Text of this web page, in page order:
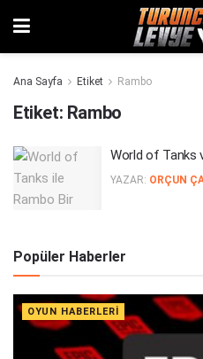
Ana Sayfa Etiket Rambo
Etiket: Rambo
World of Tanks
YAZAR: ORÇUN
Popüler Haberler
OYUN HABERLERI